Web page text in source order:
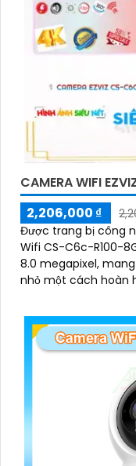
CAMERA WIFI
2,206,000 ₫
Được trang bị công
Wifi CS-C6c-R100-
8.0 megapixel,
nhỏ một cách hoàn